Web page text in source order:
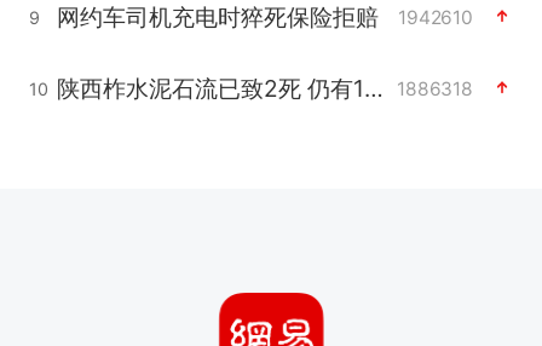
9 网约车司机充电时猝死保险拒赔 1942610
10 陕西柞水泥石流已致2死 仍有1人失联 1886318